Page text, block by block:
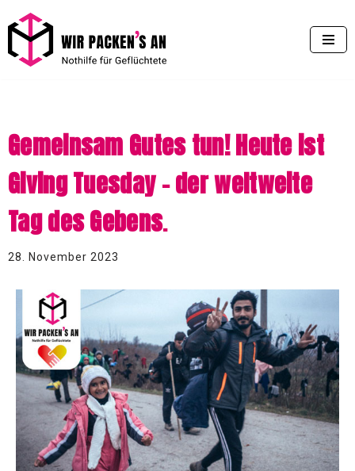
Zum
Inhalt
Gemeinsam Gutes tun! Heute ist
Giving Tuesday – der weltweite
Tag des Gebens.
28. November 2023